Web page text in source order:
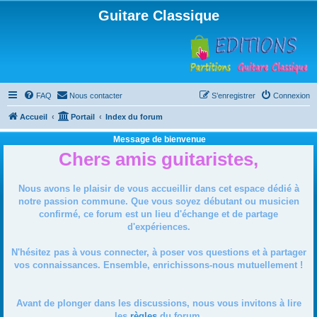
Guitare Classique
FAQ Nous contacter Connexion
S’enregistrer
Accueil Portail Index du forum
Message de bienvenue
Chers amis guitaristes,
Nous avons le plaisir de vous accueillir dans cet espace dédié à
notre passion commune. Que vous soyez débutant ou musicien
confirmé, ce forum est un lieu d'échange et de partage
d'expériences.
N'hésitez pas à vous connecter, à poser vos questions et à partager
vos connaissances. Ensemble, enrichissons-nous mutuellement !
Avant de plonger dans les discussions, nous vous invitons à lire